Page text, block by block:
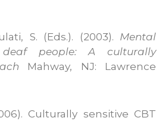
S. (Eds.). (2003). Mental
people: A culturally
Mahway, NJ: Lawrence
Culturally sensitive CBT